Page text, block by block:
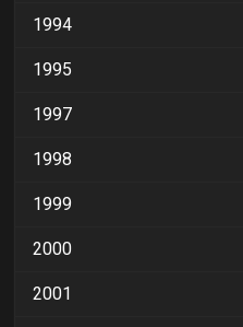
1994
1995
1997
1998
1999
2000
2001